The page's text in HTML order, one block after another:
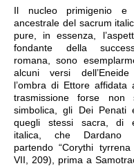
Il nucleo primigenio e
ancestrale del sacrum
pure, in essenza,
fondante della
romana, sono
alcuni versi
l’ombra di Ettore
trasmissione forse non
simbolica, gli Dei Penati
quegli stessi sacra, di
italica, che Dardano
partendo “Corythi
VII, 209), prima a